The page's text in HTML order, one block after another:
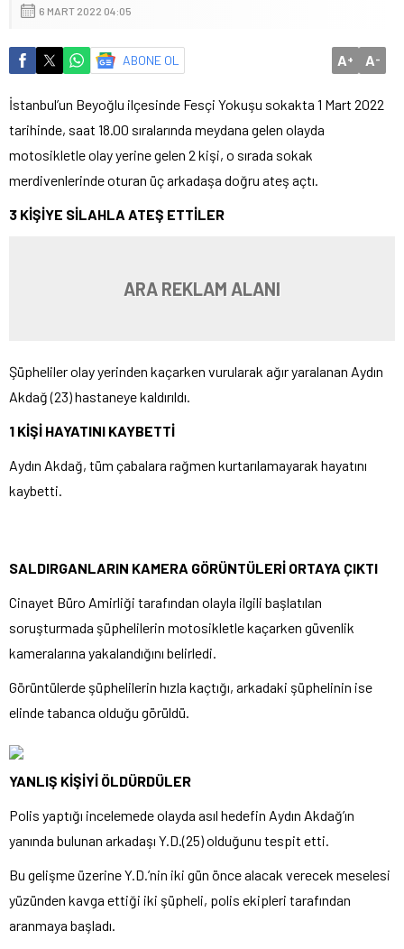
6 MART 2022 04:05
ABONE OL A+ A-
İstanbul’un Beyoğlu ilçesinde Fesçi Yokuşu sokakta 1 Mart 2022
tarihinde, saat 18.00 sıralarında meydana gelen olayda
motosikletle olay yerine gelen 2 kişi, o sırada sokak
merdivenlerinde oturan üç arkadaşa doğru ateş açtı.
3 KİŞİYE SİLAHLA ATEŞ ETTİLER
ARA REKLAM ALANI
Şüpheliler olay yerinden kaçarken vurularak ağır yaralanan Aydın
Akdağ (23) hastaneye kaldırıldı.
1 KİŞİ HAYATINI KAYBETTİ
Aydın Akdağ, tüm çabalara rağmen kurtarılamayarak hayatını
kaybetti.
SALDIRGANLARIN KAMERA GÖRÜNTÜLERİ ORTAYA ÇIKTI
Cinayet Büro Amirliği tarafından olayla ilgili başlatılan
soruşturmada şüphelilerin motosikletle kaçarken güvenlik
kameralarına yakalandığını belirledi.
Görüntülerde şüphelilerin hızla kaçtığı, arkadaki şüphelinin ise
elinde tabanca olduğu görüldü.
YANLIŞ KİŞİYİ ÖLDÜRDÜLER
Polis yaptığı incelemede olayda asıl hedefin Aydın Akdağ’ın
yanında bulunan arkadaşı Y.D.(25) olduğunu tespit etti.
Bu gelişme üzerine Y.D.’nin iki gün önce alacak verecek meselesi
yüzünden kavga ettiği iki şüpheli, polis ekipleri tarafından
aranmaya başladı.